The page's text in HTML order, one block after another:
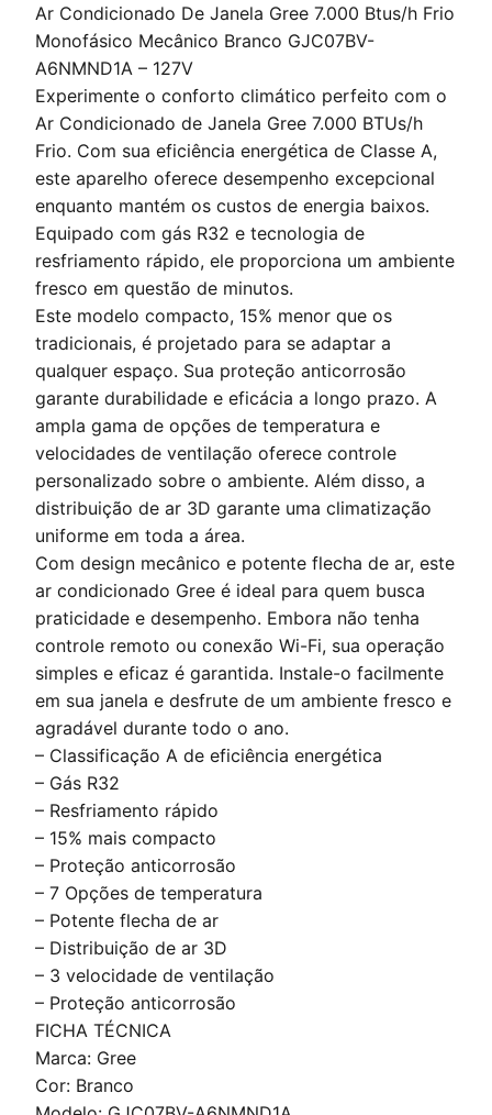
Ar Condicionado De Janela Gree 7.000 Btus/h Frio
Monofásico Mecânico Branco GJC07BV-
A6NMND1A – 127V
Experimente o conforto climático perfeito com o
Ar Condicionado de Janela Gree 7.000 BTUs/h
Frio. Com sua eficiência energética de Classe A,
este aparelho oferece desempenho excepcional
enquanto mantém os custos de energia baixos.
Equipado com gás R32 e tecnologia de
resfriamento rápido, ele proporciona um ambiente
fresco em questão de minutos.
Este modelo compacto, 15% menor que os
tradicionais, é projetado para se adaptar a
qualquer espaço. Sua proteção anticorrosão
garante durabilidade e eficácia a longo prazo. A
ampla gama de opções de temperatura e
velocidades de ventilação oferece controle
personalizado sobre o ambiente. Além disso, a
distribuição de ar 3D garante uma climatização
uniforme em toda a área.
Com design mecânico e potente flecha de ar, este
ar condicionado Gree é ideal para quem busca
praticidade e desempenho. Embora não tenha
controle remoto ou conexão Wi-Fi, sua operação
simples e eficaz é garantida. Instale-o facilmente
em sua janela e desfrute de um ambiente fresco e
agradável durante todo o ano.
– Classificação A de eficiência energética
– Gás R32
– Resfriamento rápido
– 15% mais compacto
– Proteção anticorrosão
– 7 Opções de temperatura
– Potente flecha de ar
– Distribuição de ar 3D
– 3 velocidade de ventilação
– Proteção anticorrosão
FICHA TÉCNICA
Marca: Gree
Cor: Branco